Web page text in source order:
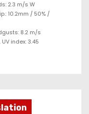
2.3 m/s W
10.2mm / 50% /
8.2 m/s
UV index: 3.45